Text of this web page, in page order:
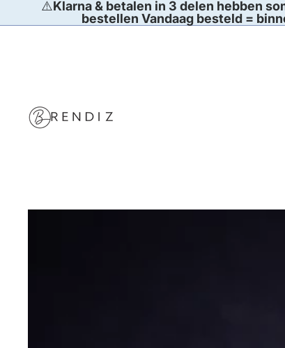
⚠️Klarna & betalen in 3 delen hebben
bestellen Vandaag besteld =